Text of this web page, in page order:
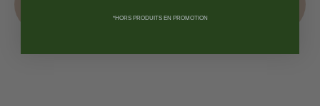
*HORS PRODUITS EN PROMOTION